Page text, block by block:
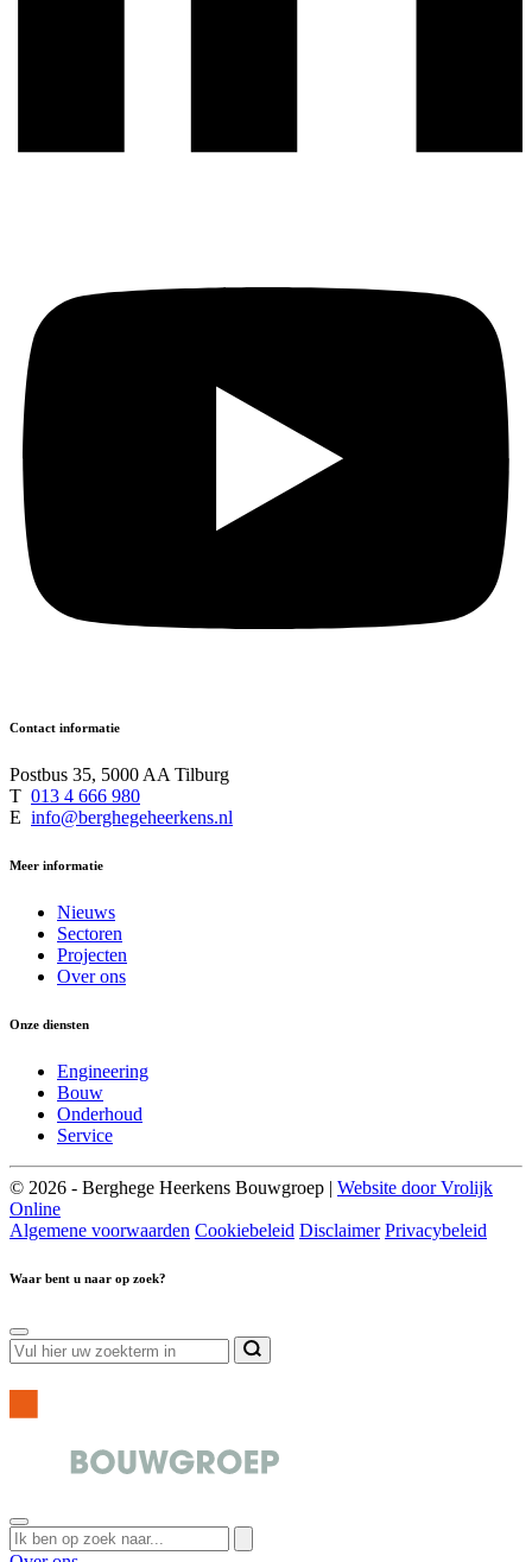
Contact informatie
Postbus 35, 5000 AA Tilburg
T 013 4 666 980
E info@berghegeheerkens.nl
Meer informatie
Nieuws
Sectoren
Projecten
Over ons
Onze diensten
Engineering
Bouw
Onderhoud
Service
© 2026 - Berghege Heerkens Bouwgroep | Website door Vrolijk
Online
Algemene voorwaarden Cookiebeleid Disclaimer Privacybeleid
Waar bent u naar op zoek?